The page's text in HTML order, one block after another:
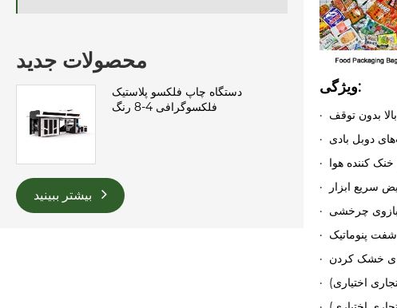
محصولات جدید
دستگاه چاپ فلکسو پلاستیک
فلکسوگرافی 4-8 رنگ
ویژگی: